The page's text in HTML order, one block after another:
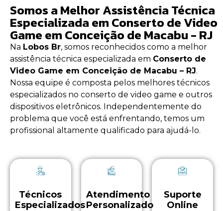
Somos a Melhor Assistência Técnica
Especializada em Conserto de Video
Game em Conceição de Macabu - RJ
Na Lobos Br, somos reconhecidos como a melhor
assistência técnica especializada em Conserto de
Video Game em Conceição de Macabu – RJ.
Nossa equipe é composta pelos melhores técnicos
especializados no conserto de video game e outros
dispositivos eletrônicos. Independentemente do
problema que você está enfrentando, temos um
profissional altamente qualificado para ajudá-lo.
Técnicos
Especializados
Atendimento
Personalizado
Suporte
Online